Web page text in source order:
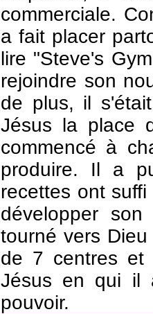
commerciale.
a fait placer
lire "Steve's
rejoindre son
de plus, il
Jésus la place
commencé à
produire. Il a
recettes ont
développer
tourné vers
de 7 centres et
Jésus en qui il
pouvoir.